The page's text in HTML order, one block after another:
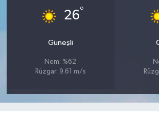
26°
Güneşli
Nem: %62
Rüzgar: 9.61 m/s